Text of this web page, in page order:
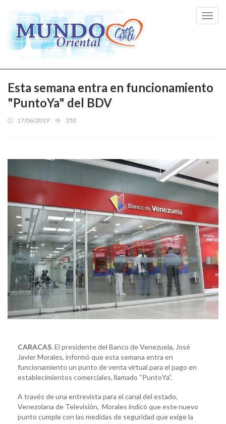
Esta semana entra en funcionamiento
"PuntoYa" del BDV
17/06/2019 350
CARACAS. El presidente del Banco de Venezuela, José
Javier Morales, informó que esta semana entra en
funcionamiento un punto de venta virtual para el pago en
establecimientos comerciales, llamado “PuntoYa”.
A través de una entrevista para el canal del estado,
Venezolana de Televisión, Morales indicó que este nuevo
punto cumple con las medidas de seguridad que exige la